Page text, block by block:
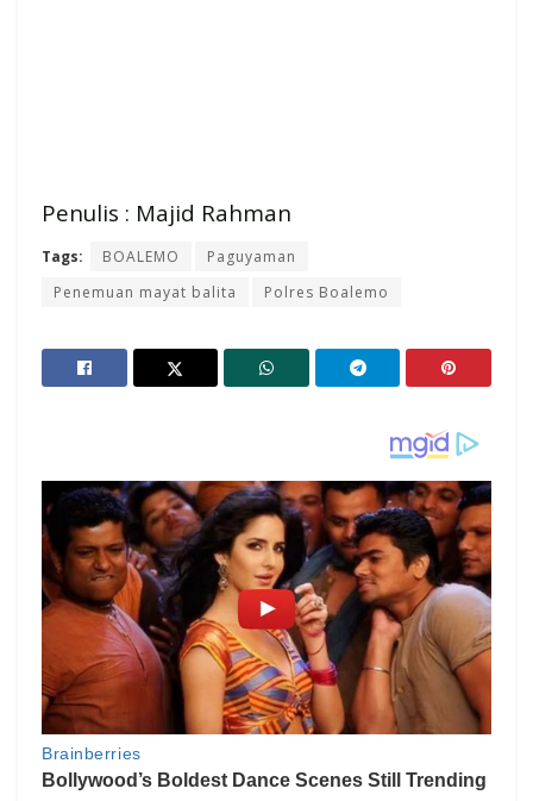
Penulis : Majid Rahman
Tags: BOALEMO
Paguyaman
Penemuan mayat balita
Polres Boalemo